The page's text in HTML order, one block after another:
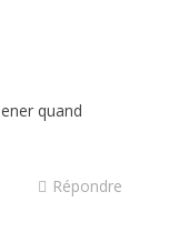
quand
Répondre